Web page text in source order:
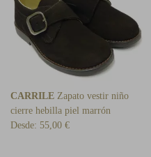
CARRILE Zapato vestir niño
cierre hebilla piel marrón
Desde: 55,00 €